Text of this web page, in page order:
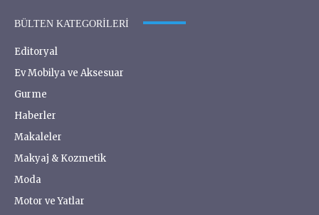
BÜLTEN KATEGORILERI
Editoryal
Ev Mobilya ve Aksesuar
Gurme
Haberler
Makaleler
Makyaj & Kozmetik
Moda
Motor ve Yatlar